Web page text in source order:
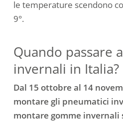
le temperature scendono
9°.
Quando passare
invernali in Italia?
Dal 15 ottobre al 14
montare gli pneumatici
montare gomme invernali